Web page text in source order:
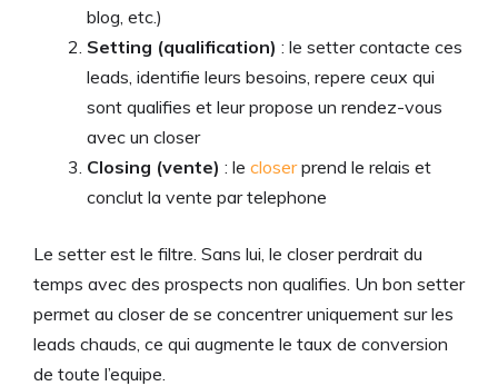
blog, etc.)
Setting (qualification) : le setter contacte ces
leads, identifie leurs besoins, repere ceux qui
sont qualifies et leur propose un rendez-vous
avec un closer
Closing (vente) : le closerprend le relais et
conclut la vente par telephone
Le setter est le filtre. Sans lui, le closer perdrait du
temps avec des prospects non qualifies. Un bon setter
permet au closer de se concentrer uniquement sur les
leads chauds, ce qui augmente le taux de conversion
de toute l’equipe.